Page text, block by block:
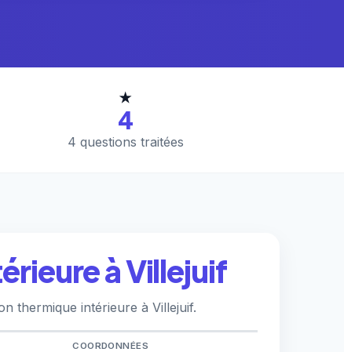
★
4
4 questions traitées
à Villejuif
thermique intérieure à Villejuif.
COORDONNÉES